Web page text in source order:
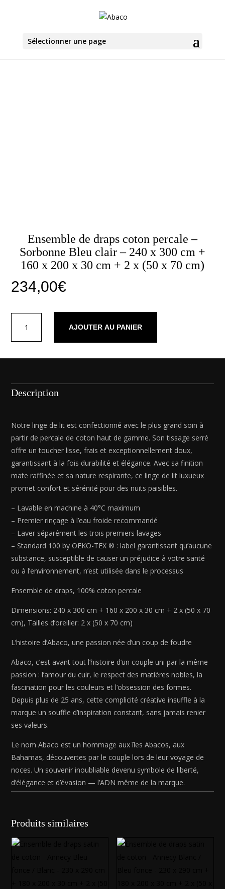
Sélectionner une page
Ensemble de draps coton percale –
Sorbonne Bleu clair – 240 x 300 cm +
160 x 200 x 30 cm + 2 x (50 x 70 cm)
234,00€
Ensemble
percale
-
Bleu
clair
-
x
300
cm
200
x
30
cm
2
x
(50
70
AJOUTER AU PANIER
Description
Notre linge de lit est confectionné avec le plus grand soin à
partir de percale de coton haut de gamme. Son tissage serré
offre un toucher lisse, frais et exceptionnellement doux,
garantissant à la fois durabilité et élégance. Avec sa finition
mate raffinée et sa nature respirante, ce linge de lit luxueux
promet confort et sérénité pour des nuits paisibles.
– Lavable en machine à 40°C maximum
– Premier rinçage à l’eau froide recommandé
– Laver séparément les trois premiers lavages
– Standard 100 by OEKO-TEX ® : label garantissant qu’aucune
substance, susceptible de causer un préjudice à votre santé
ou à l’environnement, n’est utilisée dans le processus
Ensemble de draps, 100% coton percale
Dimensions: 240 x 300 cm + 160 x 200 x 30 cm + 2 x (50 x 70
cm), Tailles d’oreiller: 2 x (50 x 70 cm)
L’histoire d’Abaco, une passion née d’un coup de foudre
Abaco, c’est avant tout l’histoire d’un couple uni par la même
passion : l’amour du cuir, le respect des matières nobles, la
fascination pour les couleurs et l’obsession des formes.
Depuis plus de 25 ans, cette complicité créative insuffle à la
marque un souffle d’inspiration constant, sans jamais renier
ses valeurs.
Le nom Abaco est un hommage aux îles Abacos, aux
Bahamas, découvertes par le couple lors de leur voyage de
noces. Un souvenir inoubliable devenu symbole de liberté,
d’élégance et d’évasion — l’ADN même de la marque.
Produits similaires